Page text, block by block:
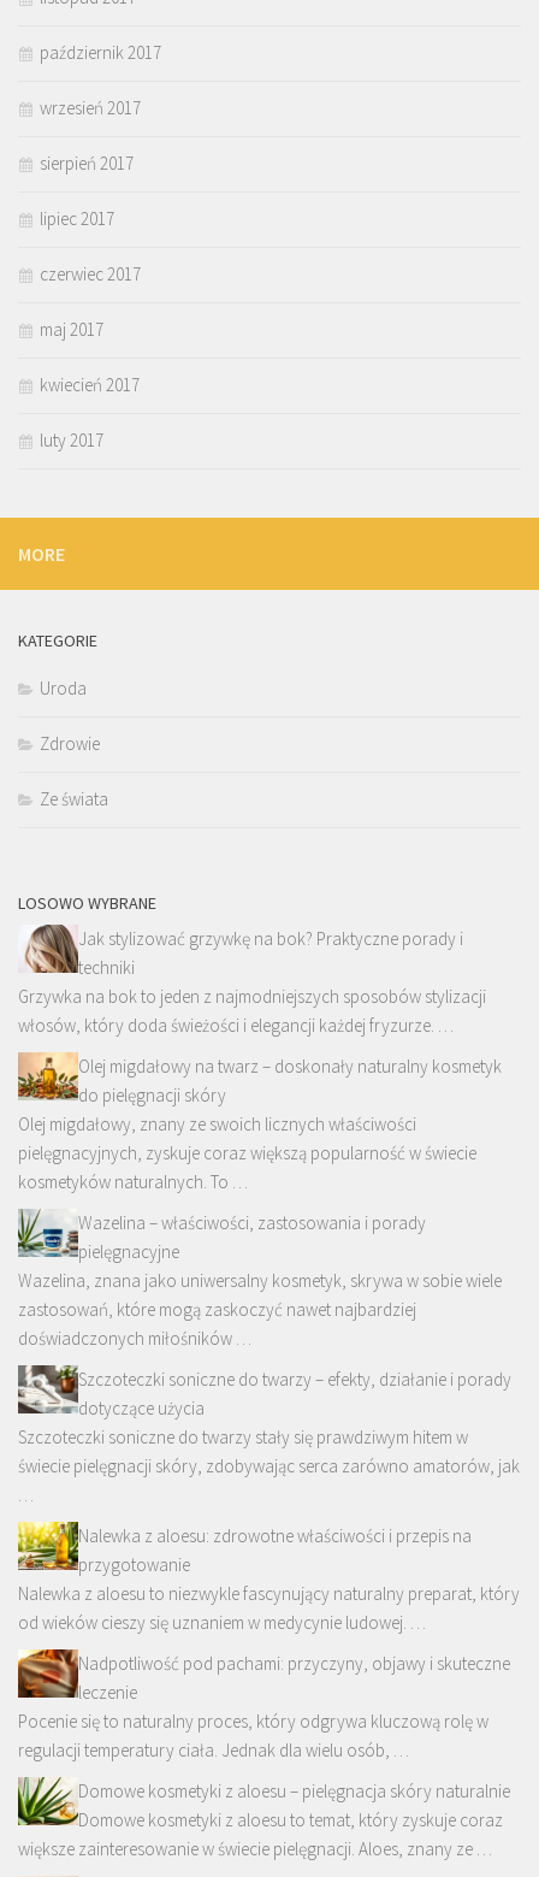
październik 2017
wrzesień 2017
sierpień 2017
lipiec 2017
czerwiec 2017
maj 2017
kwiecień 2017
luty 2017
MORE
KATEGORIE
Uroda
Zdrowie
Ze świata
LOSOWO WYBRANE
Jak stylizować grzywkę na bok? Praktyczne porady i
techniki
Grzywka na bok to jeden z najmodniejszych sposobów stylizacji
włosów, który doda świeżości i elegancji każdej fryzurze. …
Olej migdałowy na twarz – doskonały naturalny kosmetyk
do pielęgnacji skóry
Olej migdałowy, znany ze swoich licznych właściwości
pielęgnacyjnych, zyskuje coraz większą popularność w świecie
kosmetyków naturalnych. To …
Wazelina – właściwości, zastosowania i porady
pielęgnacyjne
Wazelina, znana jako uniwersalny kosmetyk, skrywa w sobie wiele
zastosowań, które mogą zaskoczyć nawet najbardziej
doświadczonych miłośników …
Szczoteczki soniczne do twarzy – efekty, działanie i porady
dotyczące użycia
Szczoteczki soniczne do twarzy stały się prawdziwym hitem w
świecie pielęgnacji skóry, zdobywając serca zarówno amatorów, jak
…
Nalewka z aloesu: zdrowotne właściwości i przepis na
przygotowanie
Nalewka z aloesu to niezwykle fascynujący naturalny preparat, który
od wieków cieszy się uznaniem w medycynie ludowej. …
Nadpotliwość pod pachami: przyczyny, objawy i skuteczne
leczenie
Pocenie się to naturalny proces, który odgrywa kluczową rolę w
regulacji temperatury ciała. Jednak dla wielu osób, …
Domowe kosmetyki z aloesu – pielęgnacja skóry naturalnie
Domowe kosmetyki z aloesu to temat, który zyskuje coraz
większe zainteresowanie w świecie pielęgnacji. Aloes, znany ze …